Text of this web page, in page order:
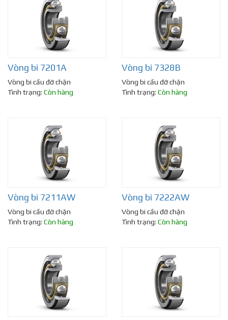
Vòng bi 7201A
Vòng bi cầu đỡ chặn
Tình trạng: Còn hàng
Vòng bi 7328B
Vòng bi cầu đỡ chặn
Tình trạng: Còn hàng
Vòng bi 7211AW
Vòng bi cầu đỡ chặn
Tình trạng: Còn hàng
Vòng bi 7222AW
Vòng bi cầu đỡ chặn
Tình trạng: Còn hàng